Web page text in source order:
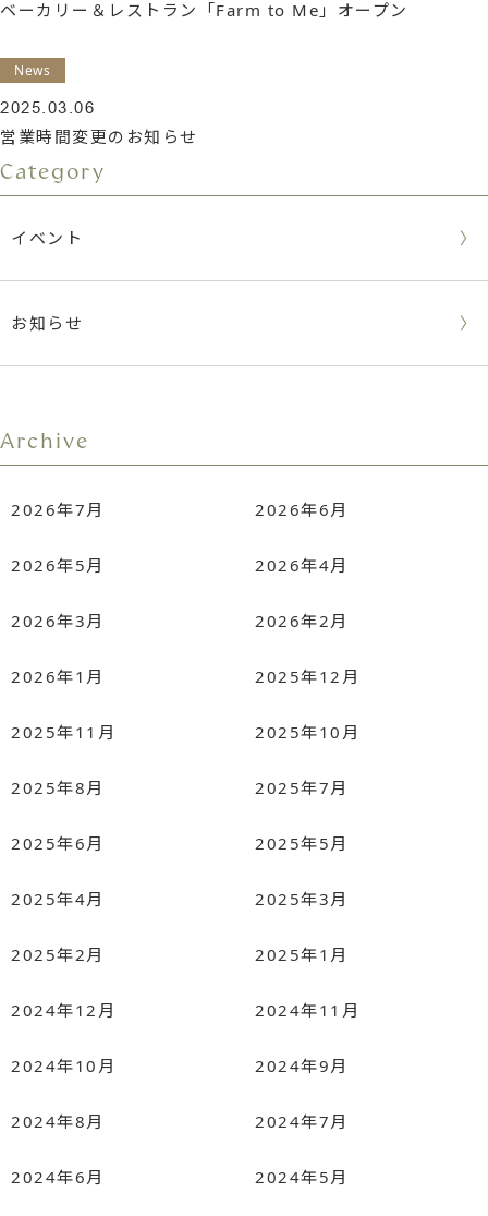
ベーカリー＆レストラン「Farm to Me」オープン
News
2025.03.06
営業時間変更のお知らせ
Category
イベント
お知らせ
Archive
2026年7月 2026年6月
2026年5月 2026年4月
2026年3月 2026年2月
2026年1月 2025年12月
2025年11月 2025年10月
2025年8月 2025年7月
2025年6月 2025年5月
2025年4月 2025年3月
2025年2月 2025年1月
2024年12月 2024年11月
2024年10月 2024年9月
2024年8月 2024年7月
2024年6月 2024年5月